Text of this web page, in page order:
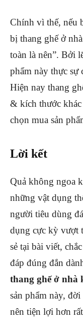
Chính vì thế, nếu
bị thang ghế ở
toàn là nên”. Bởi
phẩm này thực
Hiện nay thang
& kích thước
chọn mua sản
Lời kết
Quả không ngoa
những vật dụng
người tiêu dùng
dụng cực kỳ vượt
sẻ tại bài viết,
đáp đúng đắn
thang ghế ở nhà
sản phẩm này,
nên tiện lợi hơn